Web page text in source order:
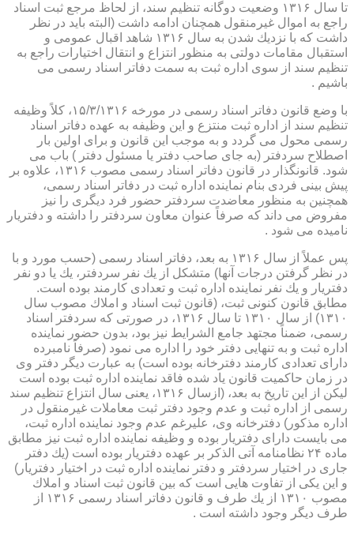
تا سال ۱۳۱۶ وضعیت دوگانه تنظیم سند، از لحاظ مرجع ثبت اسناد
راجع به اموال غیرمنقول همچنان ادامه داشت (البته باید در نظر
داشت كه با نزدیك شدن به سال ۱۳۱۶ شاهد اقبال عمومی و
استقبال مقامات دولتی به منظور انتزاع و انتقال اختیارات راجع به
تنظیم سند از سوی اداره ثبت به سمت دفاتر اسناد رسمی می
باشیم .
با وضع قانون دفاتر اسناد رسمی در مورخه ۱۵/۳/۱۳۱۶، كلاً وظیفه
تنظیم سند از اداره ثبت منتزع و این وظیفه به عهده دفاتر اسناد
رسمی محول می گردد و به موجب این قانون و برای اولین بار
اصطلاح سردفتر (به جای صاحب دفتر یا مسئول دفتر ) باب می
شود. قانونگذار در قانون دفاتر اسناد رسمی مصوب ۱۳۱۶، علاوه بر
پیش بینی فردی بنام نماینده اداره ثبت در دفاتر اسناد رسمی،
همچنین به منظور معاضدت سردفتر حضور فرد دیگری را نیز
مفروض می داند كه صرفاً عنوان معاون سردفتر را داشته و دفتریار
نامیده می شود .
پس عملاً از سال ۱۳۱۶ به بعد، دفاتر اسناد رسمی (حسب مورد و با
در نظر گرفتن درجات آنها) متشكل از یك نفر سردفتر، یك یا دو نفر
دفتریار و یك نفر نماینده اداره ثبت و تعدادی كارمند بوده است.
مطابق قانون كنونی ثبت، (قانون ثبت اسناد و املاك مصوب سال
۱۳۱۰) از سال ۱۳۱۰ تا سال ۱۳۱۶، در صورتی كه سردفتر اسناد
رسمی، ضمناً مجتهد جامع الشرایط نیز بود، بدون حضور نماینده
اداره ثبت و به تنهایی دفتر خود را اداره می نمود (صرفاً نامبرده
دارای تعدادی كارمند دفترخانه بوده است) به عبارت دیگر دفتر وی
در زمان حاكمیت قانون یاد شده فاقد نماینده اداره ثبت بوده است
لیكن از این تاریخ به بعد، (ازسال ۱۳۱۶، یعنی سال انتزاع تنظیم سند
رسمی از اداره ثبت و عدم وجود دفتر ثبت معاملات غیرمنقول در
اداره مذكور) دفترخانه وی، علیرغم عدم وجود نماینده اداره ثبت،
می بایست دارای دفتریار بوده و وظیفه نماینده اداره ثبت نیز مطابق
ماده ۲۴ نظامنامه آتی الذكر بر عهده دفتریار بوده است (یك دفتر
جاری در اختیار سردفتر و دفتر نماینده اداره ثبت در اختیار دفتریار)
و این یكی از تفاوت هایی است كه بین قانون ثبت اسناد و املاك
مصوب ۱۳۱۰ از یك طرف و قانون دفاتر اسناد رسمی ۱۳۱۶ از
طرف دیگر وجود داشته است .